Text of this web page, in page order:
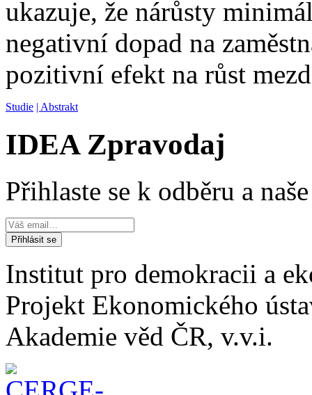
ukazuje, že nárůsty
negativní dopad na
pozitivní efekt na růst
Studie | Abstrakt
IDEA Zpravodaj
Přihlaste se k odběru a
Institut pro demokracii a
Projekt Ekonomického
Akademie věd ČR, v.v.i.